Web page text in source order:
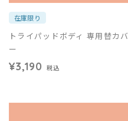
在庫限り
トライパッドボディ 専用替カバ
ー
¥3,190 税込